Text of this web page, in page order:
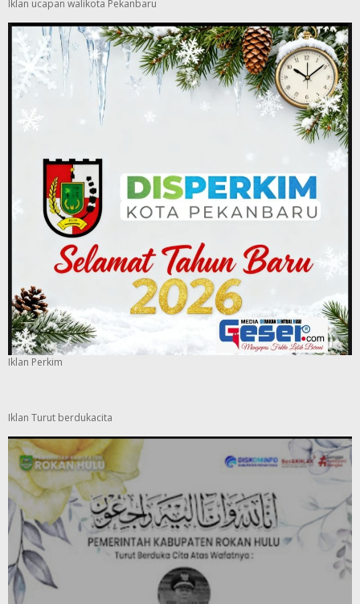
Iklan ucapan walikota Pekanbaru
Iklan Perkim
Iklan Turut berdukacita